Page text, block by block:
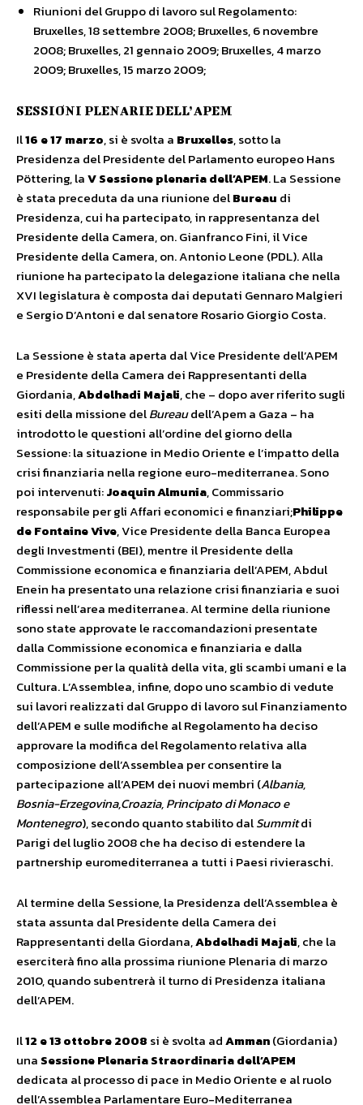
Riunioni del Gruppo di lavoro sul Regolamento:
Bruxelles, 18 settembre 2008; Bruxelles, 6 novembre
2008; Bruxelles, 21 gennaio 2009; Bruxelles, 4 marzo
2009; Bruxelles, 15 marzo 2009;
SESSIONI PLENARIE DELL’APEM
Il16 e 17 marzo, si è svolta a Bruxelles, sotto la
Presidenza del Presidente del Parlamento europeo Hans
Pöttering, laV Sessione plenaria dell’APEM. La Sessione
è stata preceduta da una riunione delBureau di
Presidenza, cui ha partecipato, in rappresentanza del
Presidente della Camera, on. Gianfranco Fini, il Vice
Presidente della Camera, on. Antonio Leone (PDL). Alla
riunione ha partecipato la delegazione italiana che nella
XVI legislatura è composta dai deputati Gennaro Malgieri
e Sergio D’Antoni e dal senatore Rosario Giorgio Costa.
La Sessione è stata aperta dal Vice Presidente dell’APEM
e Presidente della Camera dei Rappresentanti della
Giordania,Abdelhadi Majali, che – dopo aver riferito sugli
esiti della missione delBureaudell’Apem a Gaza – ha
introdotto le questioni all’ordine del giorno della
Sessione: la situazione in Medio Oriente e l’impatto della
crisi finanziaria nella regione euro-mediterranea. Sono
poi intervenuti:Joaquin Almunia, Commissario
responsabile per gli Affari economici e finanziari;Philippe
de Fontaine Vive, Vice Presidente della Banca Europea
degli Investmenti (BEI), mentre il Presidente della
Commissione economica e finanziaria dell’APEM, Abdul
Enein ha presentato una relazione crisi finanziaria e suoi
riflessi nell’area mediterranea. Al termine della riunione
sono state approvate le raccomandazioni presentate
dalla Commissione economica e finanziaria e dalla
Commissione per la qualità della vita, gli scambi umani e la
Cultura. L’Assemblea, infine, dopo uno scambio di vedute
sui lavori realizzati dal Gruppo di lavoro sul Finanziamento
dell’APEM e sulle modifiche al Regolamento ha deciso
approvare la modifica del Regolamento relativa alla
composizione dell’Assemblea per consentire la
partecipazione all’APEM dei nuovi membri (Albania,
Bosnia-Erzegovina,Croazia, Principato di Monaco e
Montenegro), secondo quanto stabilito dalSummitdi
Parigi del luglio 2008 che ha deciso di estendere la
partnership euromediterranea a tutti i Paesi rivieraschi.
Al termine della Sessione, la Presidenza dell’Assemblea è
stata assunta dal Presidente della Camera dei
Rappresentanti della Giordana,Abdelhadi Majali, che la
eserciterà fino alla prossima riunione Plenaria di marzo
2010, quando subentrerà il turno di Presidenza italiana
dell’APEM.
Il12 e 13 ottobre 2008 si è svolta adAmman(Giordania)
una Sessione Plenaria Straordinaria dell’APEM
dedicata al processo di pace in Medio Oriente e al ruolo
dell’Assemblea Parlamentare Euro-Mediterranea